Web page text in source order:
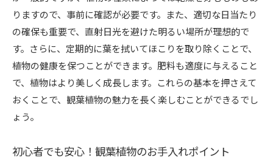
りますので、事前に確認が必要です。また、適切な日当たり
の確保も重要で、直射日光を避けた明るい場所が理想的で
す。さらに、定期的に葉を拭いてほこりを取り除くことで、
植物の健康を保つことができます。肥料も適度に与えること
で、植物はより美しく成長します。これらの基本を押さえて
おくことで、観葉植物の魅力を長く楽しむことができるでし
ょう。
初心者でも安心！観葉植物のお手入れポイント